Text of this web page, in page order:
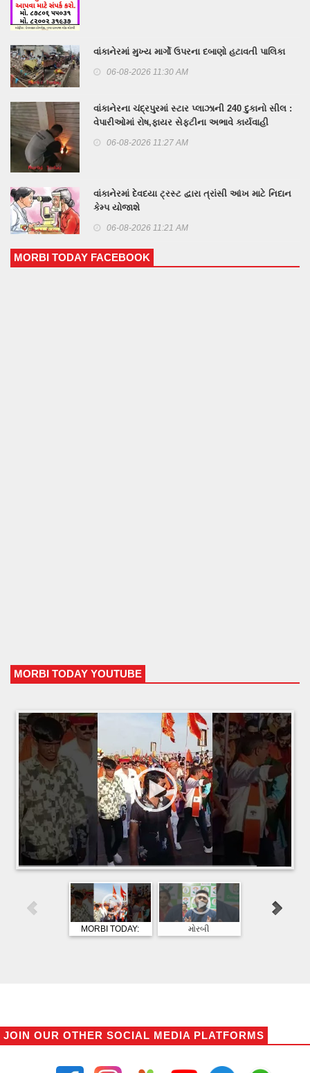
વાંકાનેરમાં મુખ્ય માર્ગો ઉપરના દબાણો હટાવતી પાલિકા
06-08-2026 11:30 AM
વાંકાનેરના ચંદ્રપુરમાં સ્ટાર પ્લાઝાની 240 દુકાનો સીલ :
વેપારીઓમાં રોષ,ફાયર સેફટીના અભાવે કાર્યવાહી
06-08-2026 11:27 AM
વાંકાનેરમાં દેવદયા ટ્રસ્ટ દ્વારા ત્રાંસી આંખ માટે નિદાન
કેમ્પ યોજાશે
06-08-2026 11:21 AM
MORBI TODAY FACEBOOK
MORBI TODAY YOUTUBE
HTML5 Gallery Free Version
MORBI TODAY:
મોરબીમાં રામનવમી
મોરબી
મહાનગરપાલિકાની
JOIN OUR OTHER SOCIAL MEDIA PLATFORMS